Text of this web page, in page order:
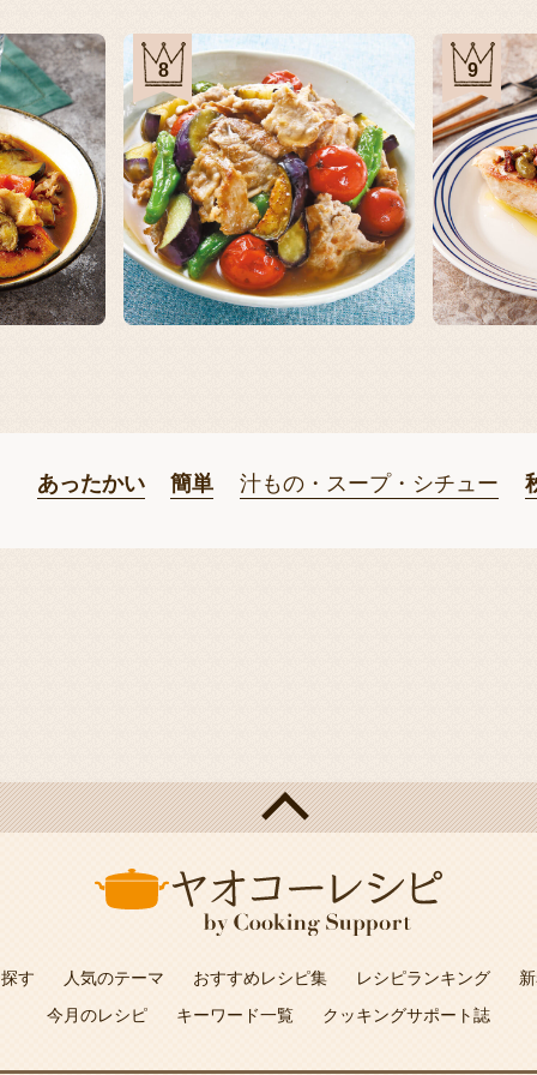
8 9
あったかい 簡単 汁もの・スープ・シチュー
す 人気のテーマ おすすめレシピ集 レシピランキング
今月のレシピ
キーワード一覧 クッキングサポート誌